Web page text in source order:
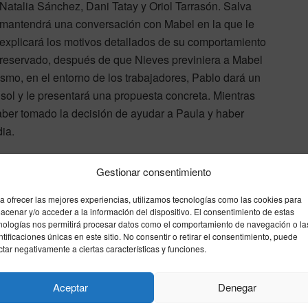
Gestionar consentimiento
ofrecer las mejores experiencias, utilizamos tecnologías como las cookies para
y/o acceder a la información del dispositivo. El consentimiento de estas
nos permitirá procesar datos como el comportamiento de navegación o
únicas en este sitio. No consentir o retirar el consentimiento, puede
negativamente a ciertas características y funciones.
Aceptar Denegar
Natalia Sánchez, Dani Tatay y Oriol Tarrasón. Salva
mantendrá una conversación con Mabel en la que le
explicará los motivos detallados de su comportamiento
reservado, después de que Nieves previniera a Mabel
en el entorno de los trabajadores, Pablo dará un
y le presentará una propuesta concreta. Mientras
tomado la decisión de ayudar a Paula y haber
Después del altercado previo en el que armó un
querría como ella, la mujer pasará a la acción.
estrategia, dejando en el aire la incógnita de si sus
con Juanito, lo que profundizará la crisis del